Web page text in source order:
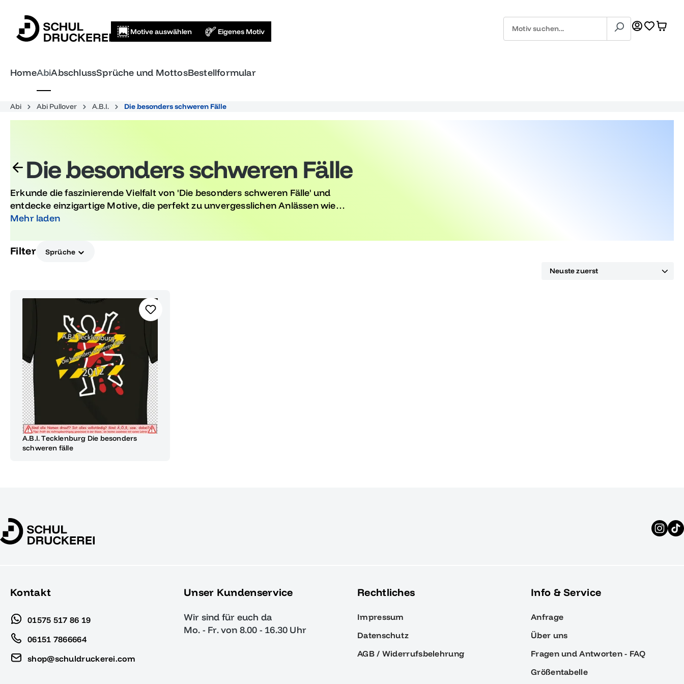
Motive auswählen Eigenes Motiv
HomeAbiAbschlussSprüche und MottosBestellformular
Abi Abi Pullover A.B.I. Die besonders schweren Fälle
Die besonders schweren Fälle
Erkunde die faszinierende Vielfalt von 'Die besonders schweren Fälle' und
entdecke einzigartige Motive, die perfekt zu unvergesslichen Anlässen wie
Abschlussfeiern und Abitur passen. Gestalte deine Feier kreativ und originell
Mehr laden
Filter Sprüche
A.B.I. Tecklenburg Die besonders
schweren fälle
Kontakt
01575 517 86 19
06151 7866664
shop@schuldruckerei.com
Unser Kundenservice
Wir sind für euch da
Mo. - Fr. von 8.00 - 16.30 Uhr
Rechtliches
Impressum
Datenschutz
AGB / Widerrufsbelehrung
Info & Service
Anfrage
Über uns
Fragen und Antworten - FAQ
Größentabelle